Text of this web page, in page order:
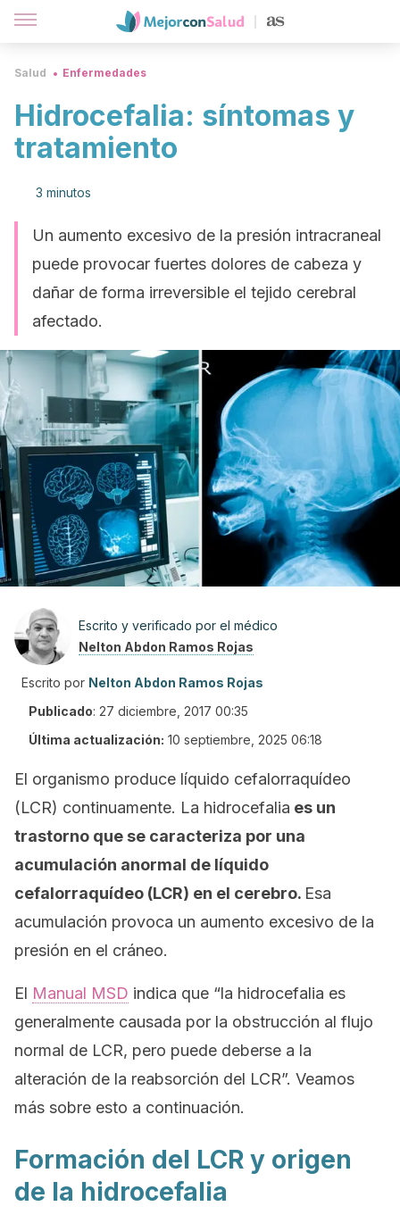
Salud Enfermedades
Hidrocefalia: síntomas y
tratamiento
3 minutos
Un aumento excesivo de la presión intracraneal
puede provocar fuertes dolores de cabeza y
dañar de forma irreversible el tejido cerebral
afectado.
Escrito y verificado por el médico
Nelton Abdon Ramos Rojas
Escrito por Nelton Abdon Ramos Rojas
Publicado: 27 diciembre, 2017 00:35
Última actualización: 10 septiembre, 2025 06:18
El organismo produce líquido cefalorraquídeo
(LCR) continuamente. La hidrocefalia es un
trastorno que se caracteriza por una
acumulación anormal de líquido
cefalorraquídeo (LCR) en el cerebro. Esa
acumulación provoca un aumento excesivo de la
presión en el cráneo.
El Manual MSD indica que “la hidrocefalia es
generalmente causada por la obstrucción al flujo
normal de LCR, pero puede deberse a la
alteración de la reabsorción del LCR”. Veamos
más sobre esto a continuación.
Formación del LCR y origen
de la hidrocefalia